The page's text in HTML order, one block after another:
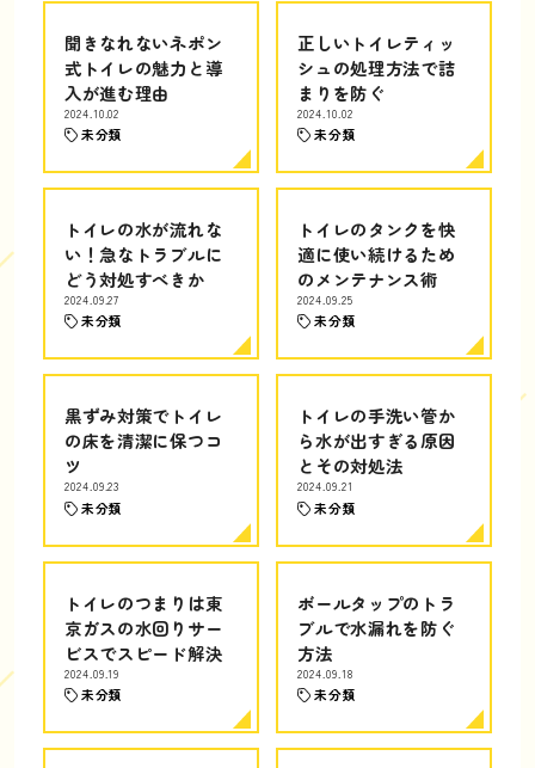
聞きなれないネポン
式トイレの魅力と導
入が進む理由
2024.10.02
未分類
正しいトイレティッ
シュの処理方法で詰
まりを防ぐ
2024.10.02
未分類
トイレの水が流れな
い！急なトラブルに
どう対処すべきか
2024.09.27
未分類
トイレのタンクを快
適に使い続けるため
のメンテナンス術
2024.09.25
未分類
黒ずみ対策でトイレ
の床を清潔に保つコ
ツ
2024.09.23
未分類
トイレの手洗い管か
ら水が出すぎる原因
とその対処法
2024.09.21
未分類
トイレのつまりは東
京ガスの水回りサー
ビスでスピード解決
2024.09.19
未分類
ボールタップのトラ
ブルで水漏れを防ぐ
方法
2024.09.18
未分類